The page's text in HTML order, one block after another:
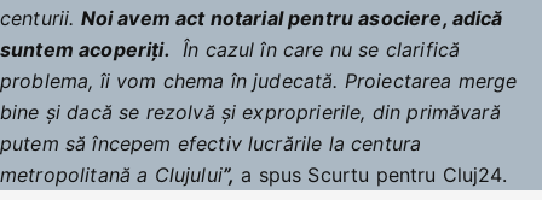
centurii. Noi avem act notarial pentru asociere, adică
suntem acoperiți. În cazul în care nu se clarifică
problema, îi vom chema în judecată. Proiectarea merge
bine și dacă se rezolvă și exproprierile, din primăvară
putem să începem efectiv lucrările la centura
metropolitană a Clujului”, a spus Scurtu pentru Cluj24.